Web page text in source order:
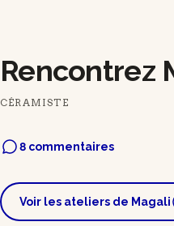
Rencontrez
CÉRAMISTE
8 commentaires
Voir les ateliers de Magali